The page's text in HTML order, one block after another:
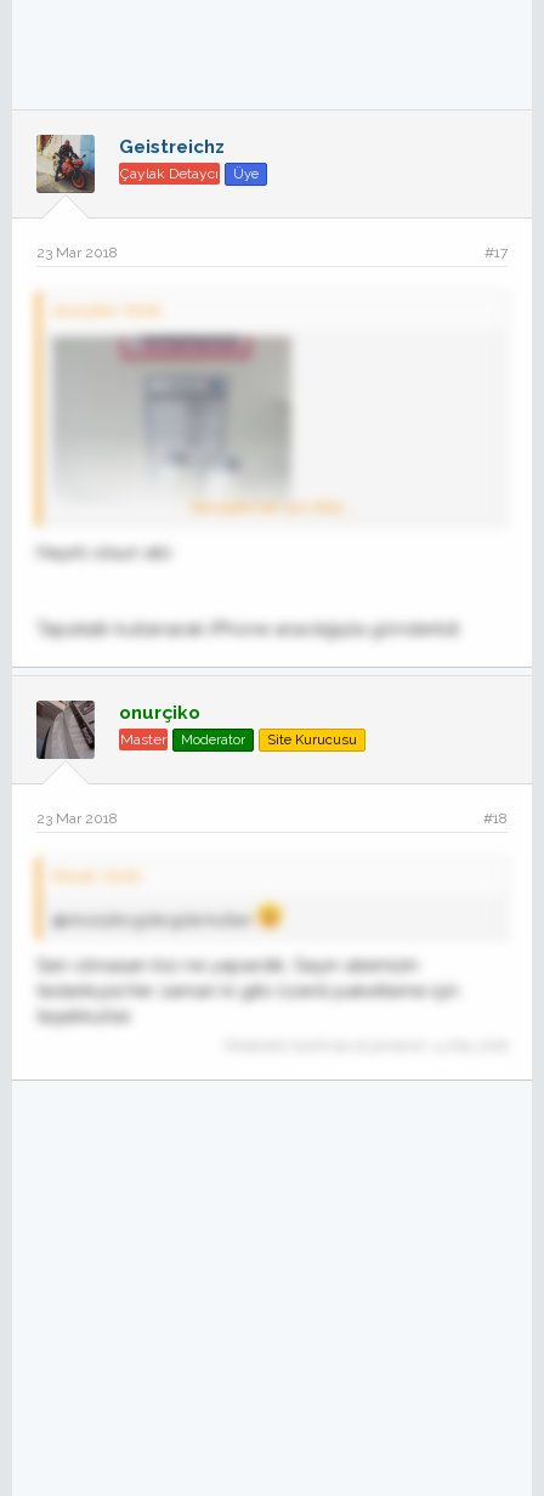
Geistreichz
Çaylak Detaycı Üye
23 Mar 2018 #17
Dumanı üstünde ,
Hayırlı olsun abi
Tapatalk kullanarak iPhone aracılığıyla gönderildi
onurçiko
Master Moderator Site Kurucusu
23 Mar 2018 #18
@onurçiko güle güle kullan
Sen olmasan biz ne yapardık, Sayın ailemizin
tedarikçisi.Her zaman ki gibi özenli paketleme için
teşekkürler.